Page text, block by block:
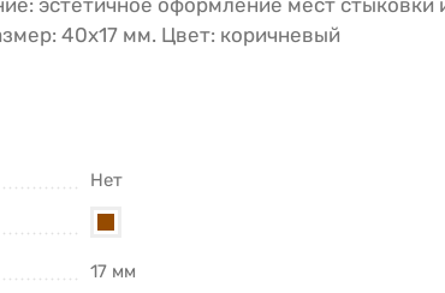
эстетичное оформление мест стыковки
40х17 мм. Цвет: коричневый
Нет
17 мм